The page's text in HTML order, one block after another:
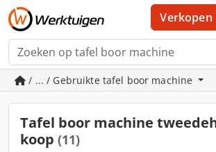
Verkopen
/ ... / Gebruikte tafel boor machine
Tafel boor machine
koop (11)